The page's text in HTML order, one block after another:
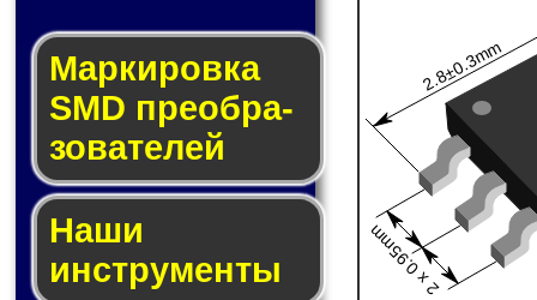
Мар­ки­ров­ка
SMD пре­об­ра­
зо­ва­те­лей
Наши
инструменты
2.8±0.3mm
2 x 0.95mm